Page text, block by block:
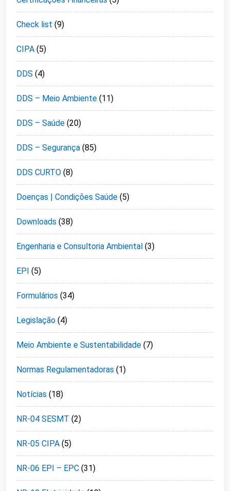
Check list (9)
CIPA (5)
DDS (4)
DDS – Meio Ambiente (11)
DDS – Saúde (20)
DDS – Segurança (85)
DDS CURTO (8)
Doenças | Condições Saúde (5)
Downloads (38)
Engenharia e Consultoria Ambiental (3)
EPI (5)
Formulários (34)
Legislação (4)
Meio Ambiente e Sustentabilidade (7)
Normas Regulamentadoras (1)
Notícias (18)
NR-04 SESMT (2)
NR-05 CIPA (5)
NR-06 EPI – EPC (31)